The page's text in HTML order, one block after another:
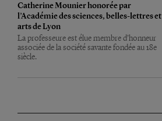
Catherine Mounier honorée par
l’Académie des sciences, belles-lettres et
arts de Lyon
La professeure est élue membre d’honneur
associée de la société savante fondée au 18e
siècle.